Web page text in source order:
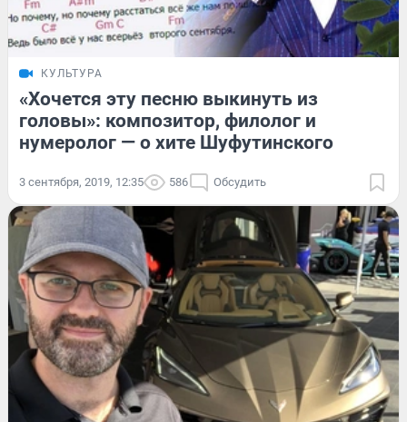
КУЛЬТУРА
«Хочется эту песню выкинуть из
головы»: композитор, филолог и
нумеролог — о хите Шуфутинского
3 сентября, 2019, 12:35 586 Обсудить